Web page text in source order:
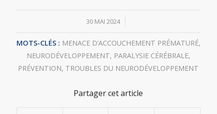
30 MAI 2024
/
MOTS-CLÉS : MENACE D’ACCOUCHEMENT PRÉMATURÉ,
NEURODÉVELOPPEMENT, PARALYSIE CÉRÉBRALE,
PRÉVENTION, TROUBLES DU NEURODÉVELOPPEMENT
Partager cet article